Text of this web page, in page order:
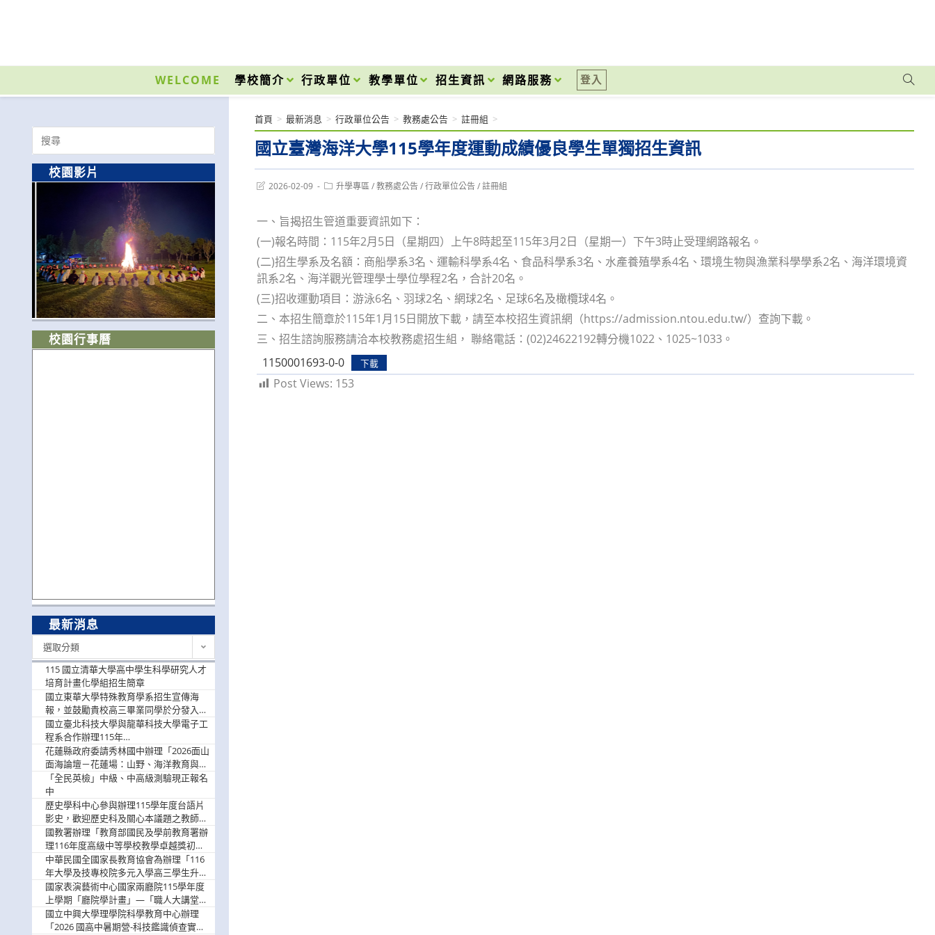
內
WELCOME 學校簡介 行政單位 教學單位 招生資訊 網路服務 登入
國立臺灣海洋大學115學年度運動成績優良學生單獨招生資訊
首頁 > 最新消息 > 行政單位公告 > 教務處公告 > 註冊組 >
Post2026-02-09
Post升學專區 / 教務處公告 / 行政單位公告 / 註冊組
一、旨揭招生管道重要資訊如下：
(一)報名時間：115年2月5日（星期四）上午8時起至115年3月2日（星期一）下午3時止受理網路報名。
(二)招生學系及名額：商船學系3名、運輸科學系4名、食品科學系3名、水產養殖學系4名、環境生物與漁業科學學系2名、海洋環境資
訊系2名、海洋觀光管理學士學位學程2名，合計20名。
(三)招收運動項目：游泳6名、羽球2名、網球2名、足球6名及橄欖球4名。
二、本招生簡章於115年1月15日開放下載，請至本校招生資訊網（https://admission.ntou.edu.tw/）查詢下載。
三、招生諮詢服務請洽本校教務處招生組， 聯絡電話：(02)24622192轉分機1022、1025~1033。
1150001693-0-0
下載
Post Views: 153
Search
for:
校園影片
校園行事曆
最新消息
選取分類
115 國立清華大學高中學生科學研究人才
培育計畫化學組招生簡章
國立東華大學特殊教育學系招生宣傳海
報，並鼓勵貴校高三畢業同學於分發入學
階段踴躍選填。
國立臺北科技大學與龍華科技大學電子工
程系合作辦理115年
「115.08.10~08.12「AI賦能應用於智慧半
導體研習營」，歡迎學生踴躍報名參加
花蓮縣政府委請秀林國中辦理「2026面山
面海論壇－花蓮場：山野、海洋教育與戶
外安全實務課程」，歡迎踴躍報名參加
「全民英檢」中級、中高級測驗現正報名
中
歷史學科中心參與辦理115學年度台語片
影史，歡迎歷史科及關心本議題之教師踴
躍報名參加
國教署辦理「教育部國民及學前教育署辦
理116年度高級中等學校教學卓越獎初選
實施計畫」，鼓勵教師踴躍報名
中華民國全國家長教育協會為辦理「116
年大學及技專校院多元入學高三學生升學
輔導家長說明會」
國家表演藝術中心國家兩廳院115學年度
上學期「廳院學計畫」—「職人大講堂」
及「一日體驗課程」，鼓勵踴躍報名參
與。
國立中興大學理學院科學教育中心辦理
「2026 國高中暑期營-科技鑑識偵查實戰